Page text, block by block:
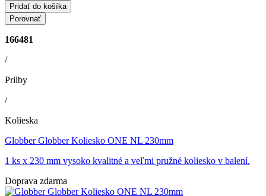
Pridať do košíka
Porovnať
166481
/
Prilby
/
Kolieska
Globber Globber Koliesko ONE NL 230mm
1 ks x 230 mm vysoko kvalitné a veľmi pružné koliesko v balení.
Doprava zdarma